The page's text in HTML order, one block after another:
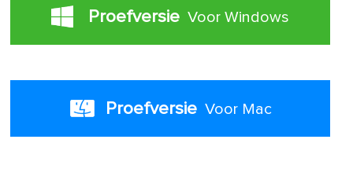
Proefversie Voor Windows
Proefversie Voor Mac